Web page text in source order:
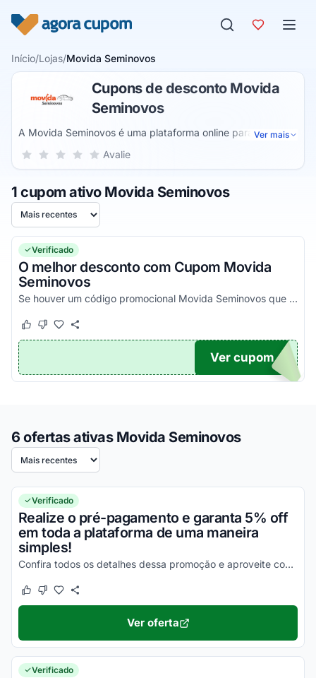
Início/Lojas/Movida Seminovos
Cupons de desconto Movida
Seminovos
A Movida Seminovos é uma plataforma online para que
você possa realizar o sonho de ter seu próprio carro. Dessa
especiais de pagamento da entrada.
Ver mais
Sua nota para Movida Seminovos, de 1 a 5 estrelas
5 estrelas
4 estrelas
3 estrelas
2 estrelas
1 estrela Avalie
1 cupom ativo Movida Seminovos
Ordenar por
Verificado
O melhor desconto com Cupom Movida
Seminovos
Se houver um código promocional Movida Seminovos que funciona, ele estará aqui na nossa página. Pegue o voucher e confira agora!
Este cupom funcionou
Este cupom não funcionou
TICO
Ver cupom
6 ofertas ativas Movida Seminovos
Ordenar por
Verificado
Realize o pré-pagamento e garanta 5% off
em toda a plataforma de uma maneira
simples!
Confira todos os detalhes dessa promoção e aproveite com vantagens incríveis agora mesmo!
Este cupom funcionou
Este cupom não funcionou
Ver oferta
Verificado